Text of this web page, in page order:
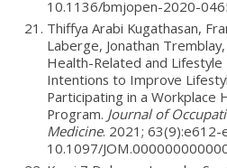
10.1136/bmjopen-2020-
Thiffya Arabi Kugathasan,
Laberge, Jonathan Tremblay,
Health-Related and
Intentions to Improve
Participating in a Workplace
Program. Journal of
Medicine. 2021; 63(9):e612-
10.1097/